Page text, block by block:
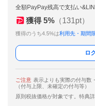
全額PayPay残高で支払い
獲得 5% （131pt）
獲得のうち4.5%は利用先・期間
ロ
ご注意 表示よりも実際の付与数
（付与上限、未確定の付与等）
原則税抜価格が対象です。特典